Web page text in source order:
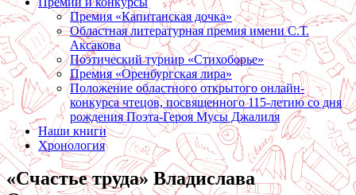
Премия «Капитанская дочка»
Областная литературная премия имени С.Т.
Аксакова
Поэтический турнир «Стихоборье»
Премия «Оренбургская лира»
Положение областного открытого онлайн-
конкурса чтецов, посвященного 115-летию со дня
рождения Поэта-Героя Мусы Джалиля
Наши книги
Хронология
«Счастье труда» Владислава